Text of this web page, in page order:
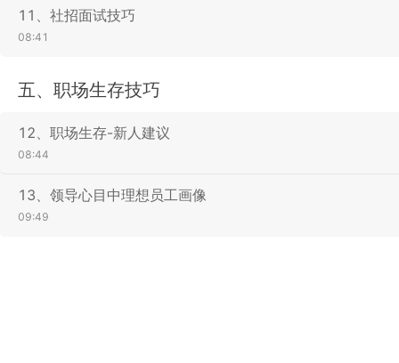
11、社招面试技巧
08:41
五、职场生存技巧
12、职场生存-新人建议
08:44
13、领导心目中理想员工画像
09:49